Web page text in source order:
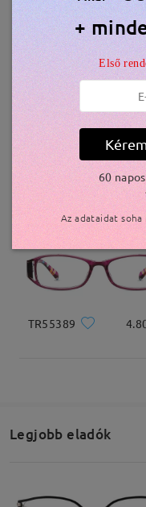
szállítási idő
5-7 munkanap
Kiszállítva
Hasonló keretek
KXN1038
TR55389
Legjobb eladók
+
Első
60
Az adataidat